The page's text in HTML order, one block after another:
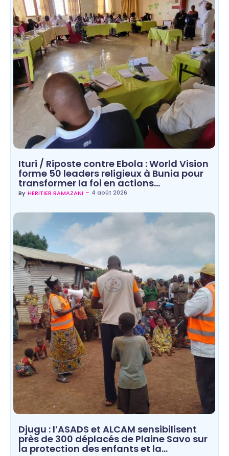
Ituri / Riposte contre Ebola : World Vision
forme 50 leaders religieux à Bunia pour
transformer la foi en actions…
By HERITIER RAMAZANI ~ 4 août 2026
Djugu : l’ASADS et ALCAM sensibilisent
près de 300 déplacés de Plaine Savo sur
la protection des enfants et la…